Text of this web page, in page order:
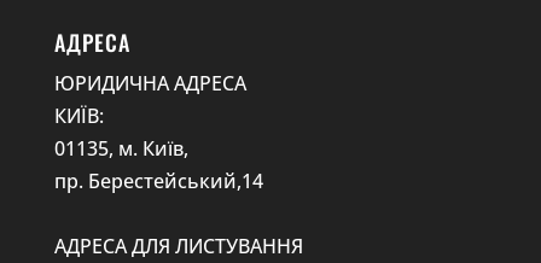
АДРЕСА
ЮРИДИЧНА АДРЕСА
КИЇВ:
01135, м. Київ,
пр. Берестейський,14
АДРЕСА ДЛЯ ЛИСТУВАННЯ